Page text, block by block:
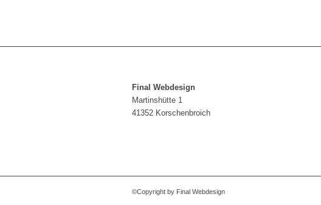
Final Webdesign
Martinshütte 1
41352 Korschenbroich
©Copyright by Final Webdesign